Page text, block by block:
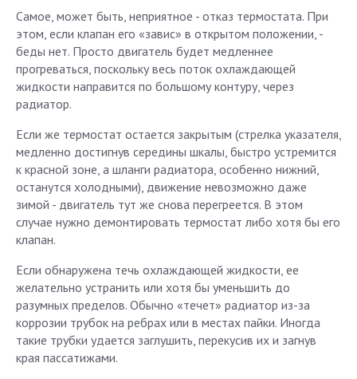
Самое, может быть, неприятное - отказ термостата. При
этом, если клапан его «завис» в открытом положении, -
беды нет. Просто двигатель будет медленнее
прогреваться, поскольку весь поток охлаждающей
жидкости направится по большому контуру, через
радиатор.
Если же термостат остается закрытым (стрелка указателя,
медленно достигнув середины шкалы, быстро устремится
к красной зоне, а шланги радиатора, особенно нижний,
останутся холодными), движение невозможно даже
зимой - двигатель тут же снова перегреется. В этом
случае нужно демонтировать термостат либо хотя бы его
клапан.
Если обнаружена течь охлаждающей жидкости, ее
желательно устранить или хотя бы уменьшить до
разумных пределов. Обычно «течет» радиатор из-за
коррозии трубок на ребрах или в местах пайки. Иногда
такие трубки удается заглушить, перекусив их и загнув
края пассатижами.